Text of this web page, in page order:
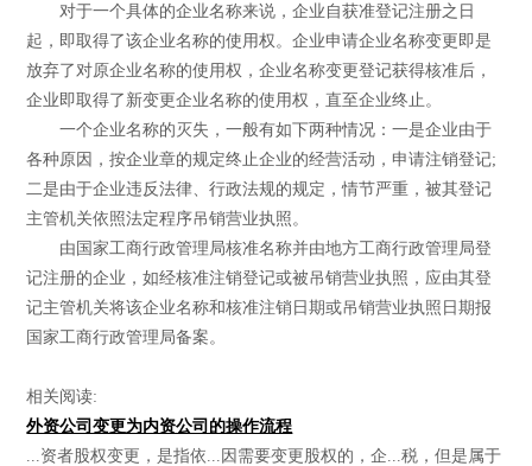
对于一个具体的企业名称来说，企业自获准登记注册之日
起，即取得了该企业名称的使用权。企业申请企业名称变更即是
放弃了对原企业名称的使用权，企业名称变更登记获得核准后，
企业即取得了新变更企业名称的使用权，直至企业终止。
一个企业名称的灭失，一般有如下两种情况：一是企业由于
各种原因，按企业章的规定终止企业的经营活动，申请注销登记;
二是由于企业违反法律、行政法规的规定，情节严重，被其登记
主管机关依照法定程序吊销营业执照。
由国家工商行政管理局核准名称并由地方工商行政管理局登
记注册的企业，如经核准注销登记或被吊销营业执照，应由其登
记主管机关将该企业名称和核准注销日期或吊销营业执照日期报
国家工商行政管理局备案。
相关阅读:
外资公司变更为内资公司的操作流程
...资者股权变更，是指依...因需要变更股权的，企...税，但是属于